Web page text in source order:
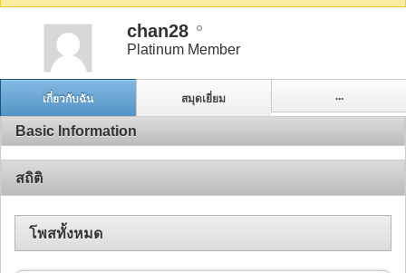
chan28
Platinum Member
เกี่ยวกับฉัน สมุดเยี่ยม ...
Basic Information
สถิติ
โพสทั้งหมด